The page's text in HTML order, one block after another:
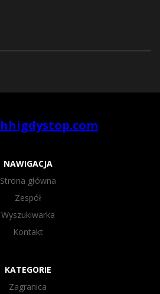
NAWIGACJA
Strona główna
Zespół
Wyszukiwarka
Kontakt
KATEGORIE
Zagranica